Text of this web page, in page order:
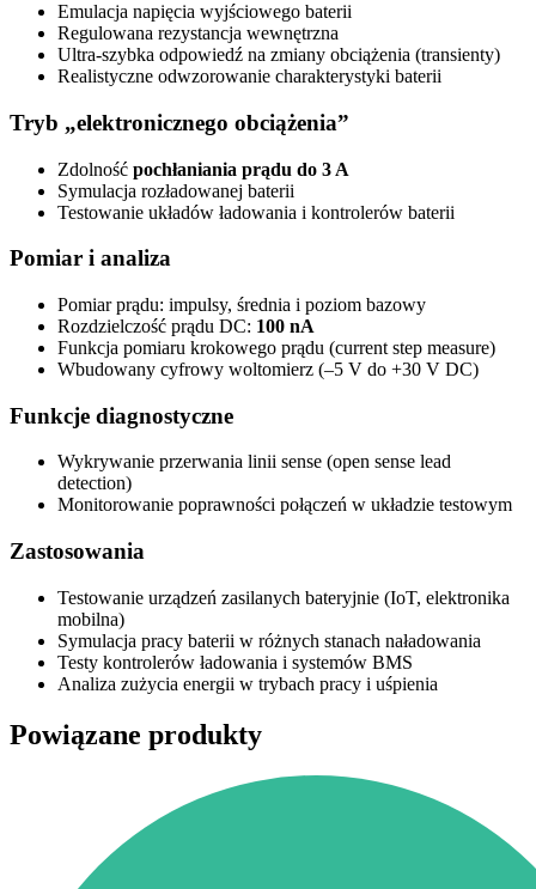
Emulacja napięcia wyjściowego baterii
Regulowana rezystancja wewnętrzna
Ultra-szybka odpowiedź na zmiany obciążenia (transienty)
Realistyczne odwzorowanie charakterystyki baterii
Tryb „elektronicznego obciążenia”
Zdolność pochłaniania prądu do 3 A
Symulacja rozładowanej baterii
Testowanie układów ładowania i kontrolerów baterii
Pomiar i analiza
Pomiar prądu: impulsy, średnia i poziom bazowy
Rozdzielczość prądu DC: 100 nA
Funkcja pomiaru krokowego prądu (current step measure)
Wbudowany cyfrowy woltomierz (–5 V do +30 V DC)
Funkcje diagnostyczne
Wykrywanie przerwania linii sense (open sense lead
detection)
Monitorowanie poprawności połączeń w układzie testowym
Zastosowania
Testowanie urządzeń zasilanych bateryjnie (IoT, elektronika
mobilna)
Symulacja pracy baterii w różnych stanach naładowania
Testy kontrolerów ładowania i systemów BMS
Analiza zużycia energii w trybach pracy i uśpienia
Powiązane produkty